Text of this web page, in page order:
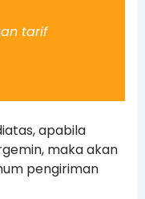
tarif
apabila
maka akan
pengiriman